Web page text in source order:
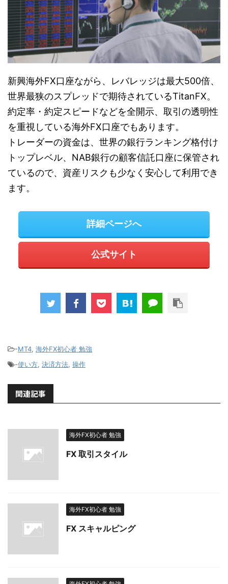
新興海外FX口座ながら、レバレッジは最大500倍、
世界最狭のスプレッドで期待されているTitanFX。
約定率・約定スピードなどを全開示、取引の透明性
を重視している海外FX口座でもあります。
トレーダーの資金は、世界の銀行ランキング格付け
トップレベル、NAB銀行の顧客信託口座に保管され
ているので、資産リスクも少なく安心して利用でき
ます。
詳細ページへ
公式サイト
-MT4, 海外FX初心者 勉強
-使い方, 決済方法, 操作
関連記事
海外FX初心者 勉強
FX 取引スタイル
海外FX初心者 勉強
FX スキャルピング